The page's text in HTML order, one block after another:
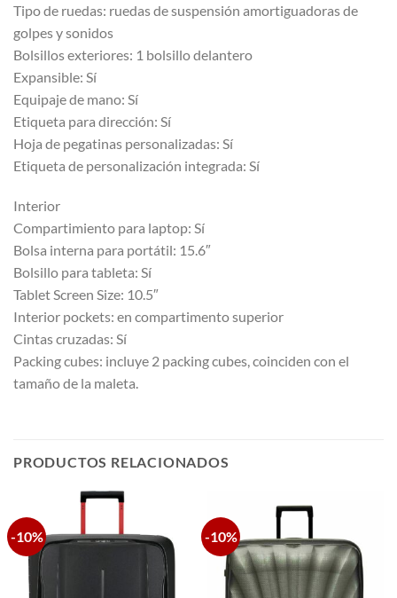
Tipo de ruedas: ruedas de suspensión amortiguadoras de
golpes y sonidos
Bolsillos exteriores: 1 bolsillo delantero
Expansible: Sí
Equipaje de mano: Sí
Etiqueta para dirección: Sí
Hoja de pegatinas personalizadas: Sí
Etiqueta de personalización integrada: Sí
Interior
Compartimiento para laptop: Sí
Bolsa interna para portátil: 15.6″
Bolsillo para tableta: Sí
Tablet Screen Size: 10.5″
Interior pockets: en compartimento superior
Cintas cruzadas: Sí
Packing cubes: incluye 2 packing cubes, coinciden con el
tamaño de la maleta.
PRODUCTOS RELACIONADOS
-10% -10%